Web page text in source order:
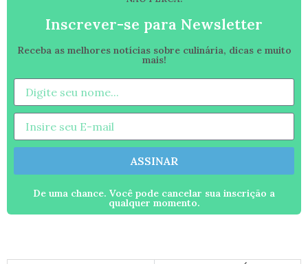
Inscrever-se para Newsletter
Receba as melhores notícias sobre culinária, dicas e muito
mais!
ASSINAR
De uma chance. Você pode cancelar sua inscrição a
qualquer momento.